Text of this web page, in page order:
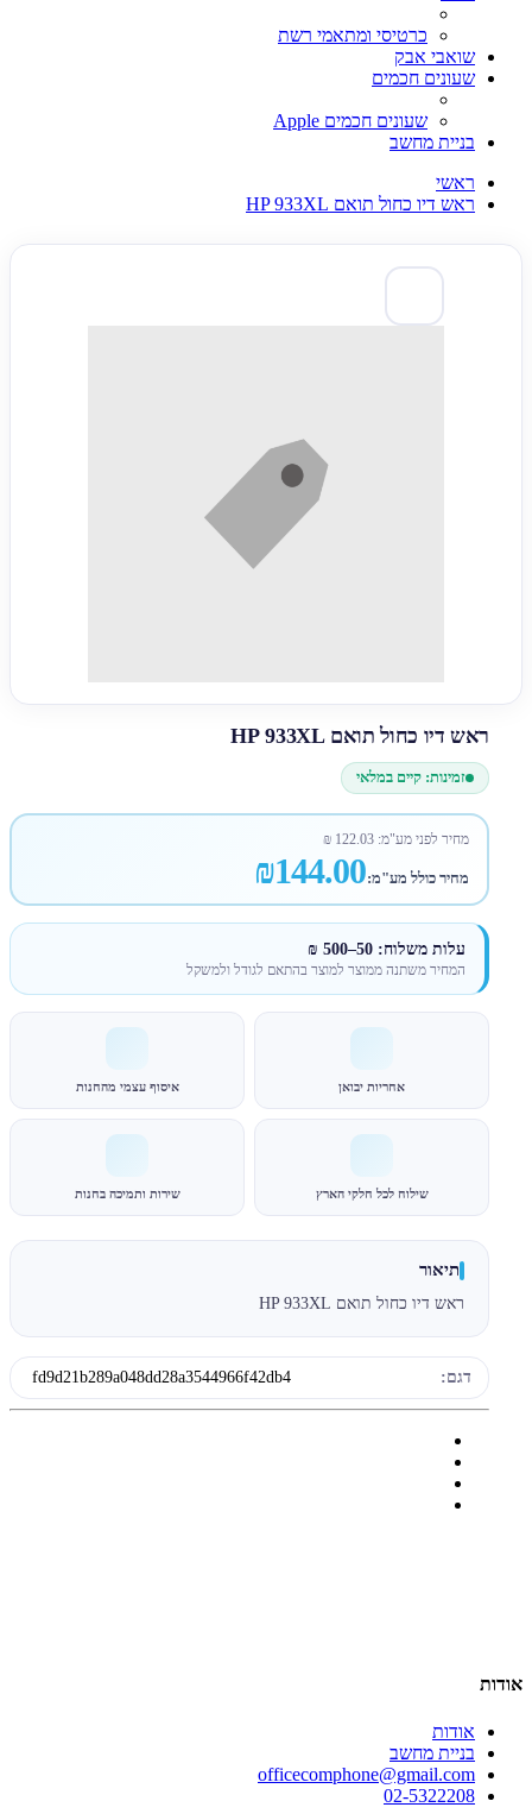
כרטיסי ומתאמי רשת
שואבי אבק
שעונים חכמים
שעונים חכמים Apple
בניית מחשב
ראשי
ראש דיו כחול תואם HP 933XL
ראש דיו כחול תואם HP 933XL
זמינות: קיים במלאי
מחיר לפני מע"מ:122.03
₪
מחיר כולל מע"מ:₪144.00
עלות משלוח: 50–500 ₪
המחיר משתנה ממוצר למוצר בהתאם לגודל ולמשקל
אחריות יבואן איסוף עצמי מהחנות
שילוח לכל חלקי הארץ שירות ותמיכה בחנות
תיאור
ראש דיו כחול תואם HP 933XL
דגם: fd9d21b289a048dd28a3544966f42db4
אודות
אודות
בניית מחשב
officecomphone@gmail.com
02-5322208